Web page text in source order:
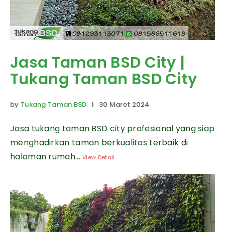
Jasa Taman BSD City |
Tukang Taman BSD City
by Tukang Taman BSD | 30 Maret 2024
Jasa tukang taman BSD city profesional yang siap
menghadirkan taman berkualitas terbaik di
halaman rumah...View Detail